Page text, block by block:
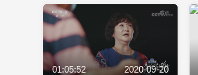
01:05:52 2020-09-20